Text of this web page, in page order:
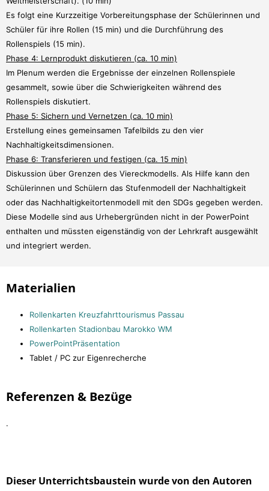
Es folgt eine Kurzzeitige Vorbereitungsphase der Schülerinnen und
Schüler für ihre Rollen (15 min) und die Durchführung des
Rollenspiels (15 min).
Phase 4: Lernprodukt diskutieren (ca. 10 min)
Im Plenum werden die Ergebnisse der einzelnen Rollenspiele
gesammelt, sowie über die Schwierigkeiten während des
Rollenspiels diskutiert.
Phase 5: Sichern und Vernetzen (ca. 10 min)
Erstellung eines gemeinsamen Tafelbilds zu den vier
Nachhaltigkeitsdimensionen.
Phase 6: Transferieren und festigen (ca. 15 min)
Diskussion über Grenzen des Viereckmodells. Als Hilfe kann den
Schülerinnen und Schülern das Stufenmodell der Nachhaltigkeit
oder das Nachhaltigkeitortenmodell mit den SDGs gegeben werden.
Diese Modelle sind aus Urhebergründen nicht in der PowerPoint
enthalten und müssten eigenständig von der Lehrkraft ausgewählt
und integriert werden.
Materialien
Rollenkarten Kreuzfahrttourismus Passau
Rollenkarten Stadionbau Marokko WM
PowerPointPräsentation
Tablet / PC zur Eigenrecherche
Referenzen & Bezüge
.
Dieser Unterrichtsbaustein wurde von den Autoren